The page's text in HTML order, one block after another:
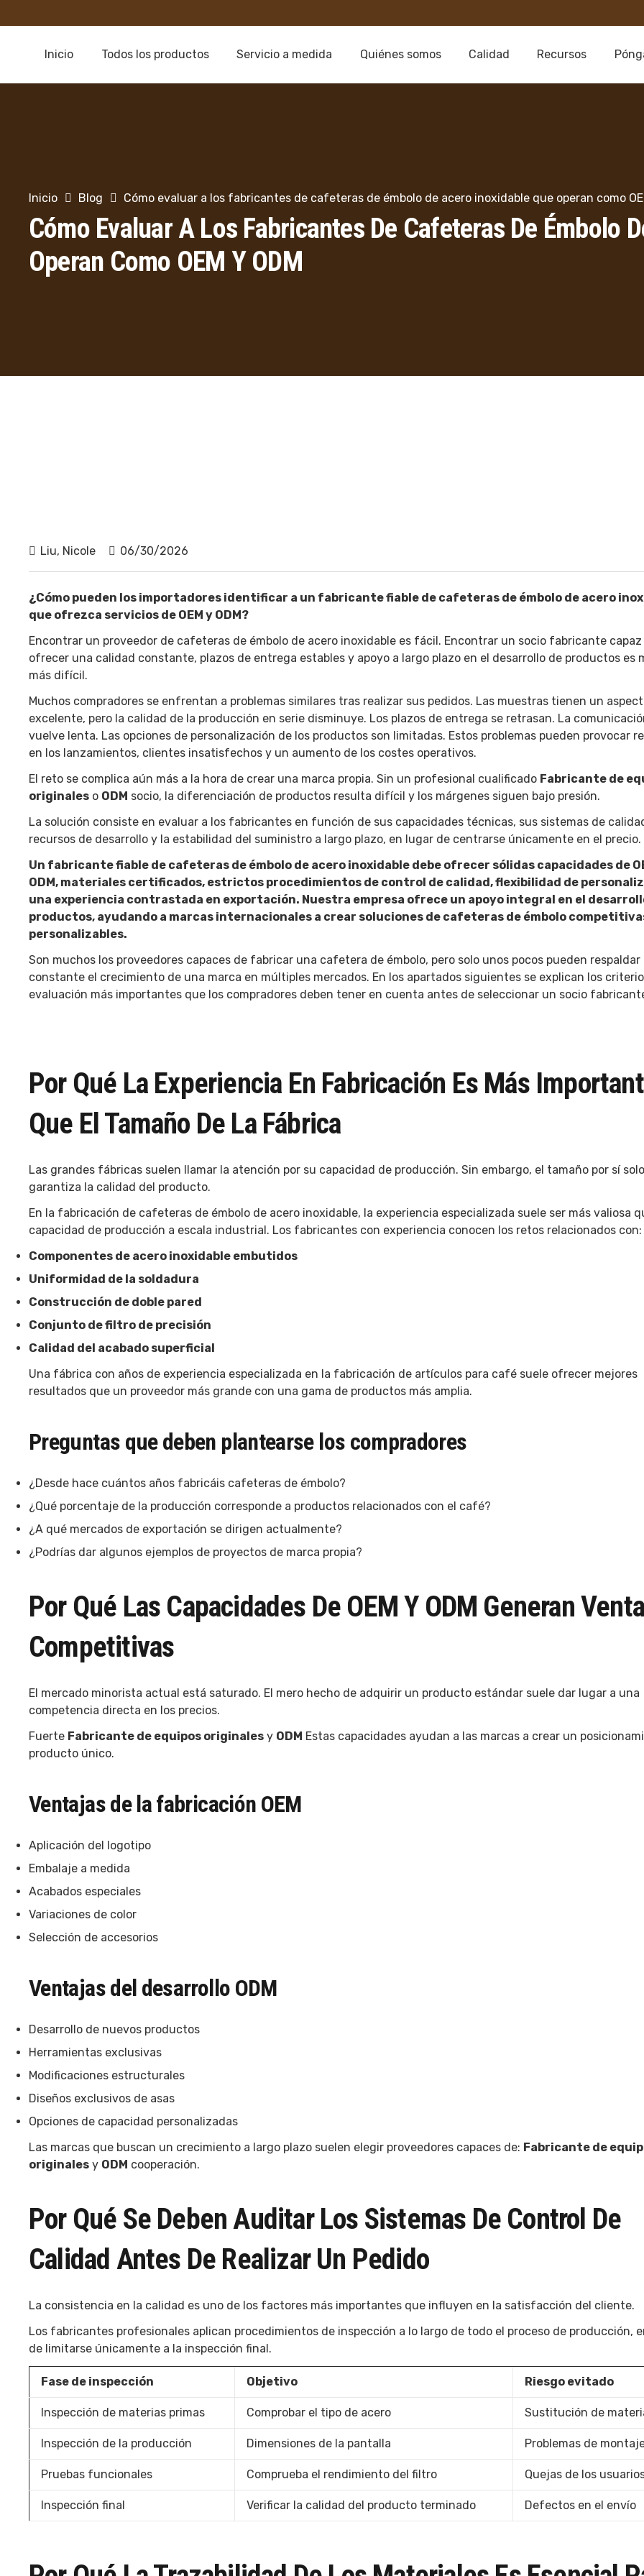
Inicio Todos los productos Servicio a medida Quiénes somos Calidad Recursos
Inicio Blog Cómo evaluar a los fabricantes de cafeteras de émbolo de acero inoxidable que operan como
Cómo Evaluar A Los Fabricantes De Cafeteras De Émbolo
Operan Como OEM Y ODM
Liu, Nicole 06/30/2026
¿Cómo pueden los importadores identificar a un fabricante fiable de cafeteras de émbolo de acero
que ofrezca servicios de OEM y ODM?
Encontrar un proveedor de cafeteras de émbolo de acero inoxidable es fácil. Encontrar un socio fabricante capaz
ofrecer una calidad constante, plazos de entrega estables y apoyo a largo plazo en el desarrollo de productos es
más difícil.
Muchos compradores se enfrentan a problemas similares tras realizar sus pedidos. Las muestras tienen un
excelente, pero la calidad de la producción en serie disminuye. Los plazos de entrega se retrasan. La
vuelve lenta. Las opciones de personalización de los productos son limitadas. Estos problemas pueden provocar
en los lanzamientos, clientes insatisfechos y un aumento de los costes operativos.
El reto se complica aún más a la hora de crear una marca propia. Sin un profesional cualificado Fabricante de
originales o ODM socio, la diferenciación de productos resulta difícil y los márgenes siguen bajo presión.
La solución consiste en evaluar a los fabricantes en función de sus capacidades técnicas, sus sistemas de
recursos de desarrollo y la estabilidad del suministro a largo plazo, en lugar de centrarse únicamente en el precio.
Un fabricante fiable de cafeteras de émbolo de acero inoxidable debe ofrecer sólidas capacidades de
ODM, materiales certificados, estrictos procedimientos de control de calidad, flexibilidad de
una experiencia contrastada en exportación. Nuestra empresa ofrece un apoyo integral en el
productos, ayudando a marcas internacionales a crear soluciones de cafeteras de émbolo
personalizables.
Son muchos los proveedores capaces de fabricar una cafetera de émbolo, pero solo unos pocos pueden
constante el crecimiento de una marca en múltiples mercados. En los apartados siguientes se explican los
evaluación más importantes que los compradores deben tener en cuenta antes de seleccionar un socio
Por Qué La Experiencia En Fabricación Es Más
Que El Tamaño De La Fábrica
Las grandes fábricas suelen llamar la atención por su capacidad de producción. Sin embargo, el tamaño por sí
garantiza la calidad del producto.
En la fabricación de cafeteras de émbolo de acero inoxidable, la experiencia especializada suele ser más valiosa
capacidad de producción a escala industrial. Los fabricantes con experiencia conocen los retos relacionados con:
Componentes de acero inoxidable embutidos
Uniformidad de la soldadura
Construcción de doble pared
Conjunto de filtro de precisión
Calidad del acabado superficial
Una fábrica con años de experiencia especializada en la fabricación de artículos para café suele ofrecer mejores
resultados que un proveedor más grande con una gama de productos más amplia.
Preguntas que deben plantearse los compradores
¿Desde hace cuántos años fabricáis cafeteras de émbolo?
¿Qué porcentaje de la producción corresponde a productos relacionados con el café?
¿A qué mercados de exportación se dirigen actualmente?
¿Podrías dar algunos ejemplos de proyectos de marca propia?
Por Qué Las Capacidades De OEM Y ODM Generan
Competitivas
El mercado minorista actual está saturado. El mero hecho de adquirir un producto estándar suele dar lugar a una
competencia directa en los precios.
Fuerte Fabricante de equipos originales y ODM Estas capacidades ayudan a las marcas a crear un
producto único.
Ventajas de la fabricación OEM
Aplicación del logotipo
Embalaje a medida
Acabados especiales
Variaciones de color
Selección de accesorios
Ventajas del desarrollo ODM
Desarrollo de nuevos productos
Herramientas exclusivas
Modificaciones estructurales
Diseños exclusivos de asas
Opciones de capacidad personalizadas
Las marcas que buscan un crecimiento a largo plazo suelen elegir proveedores capaces de: Fabricante de
originales y ODM cooperación.
Por Qué Se Deben Auditar Los Sistemas De Control De
Calidad Antes De Realizar Un Pedido
La consistencia en la calidad es uno de los factores más importantes que influyen en la satisfacción del cliente.
Los fabricantes profesionales aplican procedimientos de inspección a lo largo de todo el proceso de producción,
de limitarse únicamente a la inspección final.
Fase de inspección Objetivo Riesgo evitado
Inspección de materias primas Comprobar el tipo de acero Sustitución de
Inspección de la producción Dimensiones de la pantalla Problemas de
Pruebas funcionales Comprueba el rendimiento del filtro Quejas de los
Inspección final Verificar la calidad del producto terminado Defectos en el envío